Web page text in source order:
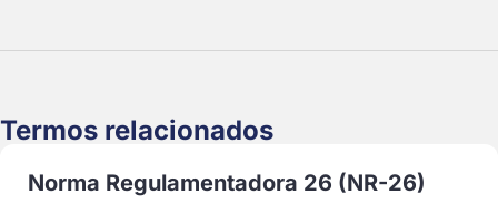
Termos relacionados
Norma Regulamentadora 26 (NR-26)